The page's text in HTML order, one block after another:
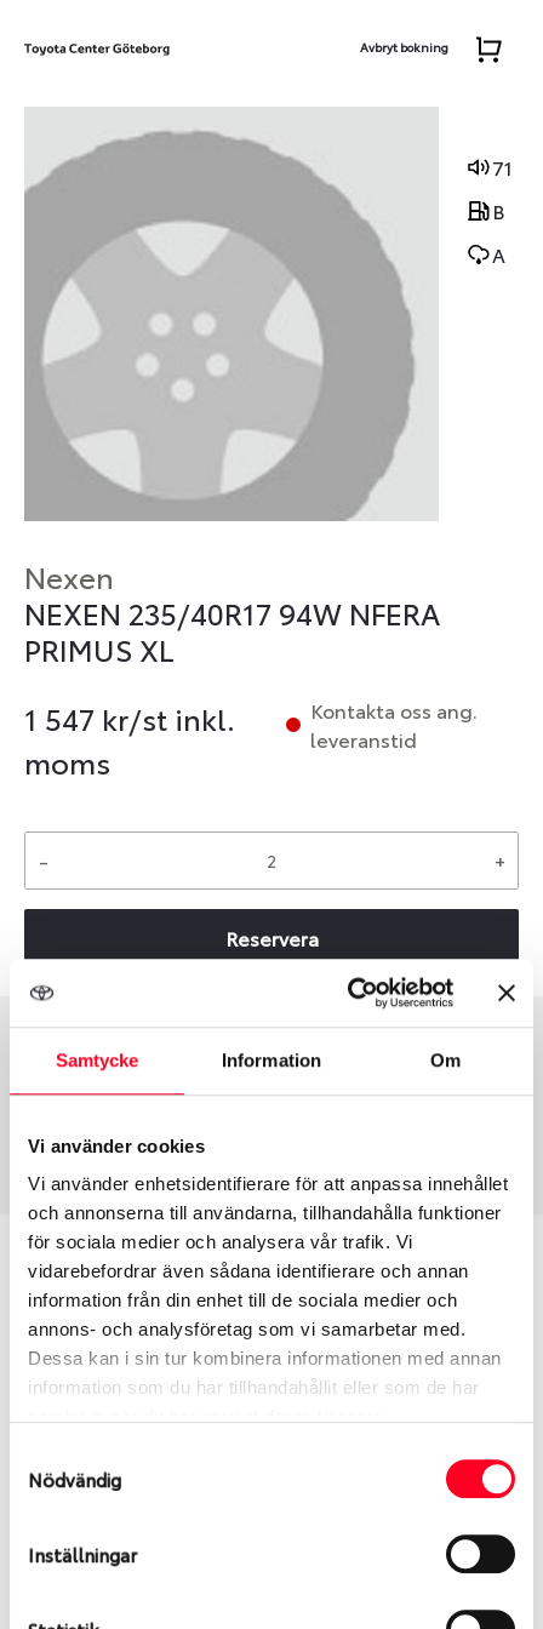
Samtycke Information Om
Vi använder cookies
Vi använder enhetsidentifierare för att anpassa innehållet
och annonserna till användarna, tillhandahålla funktioner
för sociala medier och analysera vår trafik. Vi
vidarebefordrar även sådana identifierare och annan
information från din enhet till de sociala medier och
annons- och analysföretag som vi samarbetar med.
Dessa kan i sin tur kombinera informationen med annan
information som du har tillhandahållit eller som de har
Nödvändig
Inställningar
Avbryt bokning
71
B
A
Nexen
NEXEN 235/40R17 94W NFERA
PRIMUS XL
1 547 kr/st inkl.
moms
Kontakta oss ang.
leveranstid
- +
Reservera
Däcktyp
Sommar
Däckstorlek
235/40 R 17 94W
1384
Passar detta däck min bil?
Ange registreringsnummer för att se om det däck
du valt passar din bilmodell. Om du köper däck som
skall sättas på dina befintliga fälgar, se till att kolla
årens lopp och inte vara samma dimension som
bilen hade ut från fabrik.